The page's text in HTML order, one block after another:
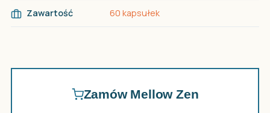
Zawartość 60 kapsułek
Zamów Mellow Zen